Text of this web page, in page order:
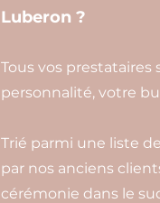
Luberon ?
Tous vos
personnalité, votre
Trié parmi une liste
par nos anciens
cérémonie dans le